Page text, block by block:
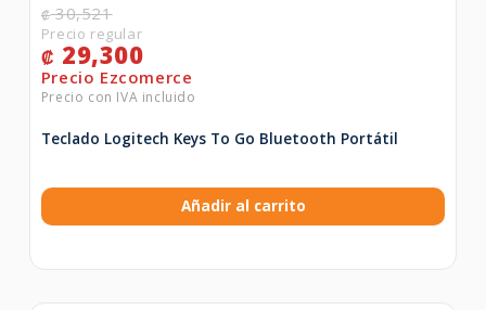
₡30,521
₡ 29,300
Teclado Logitech Keys To Go Bluetooth Portátil
Añadir al carrito